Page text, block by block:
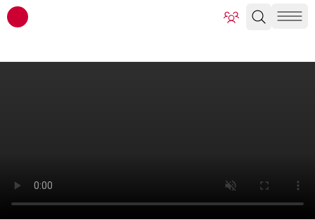
ATP Architekten Ingenieure